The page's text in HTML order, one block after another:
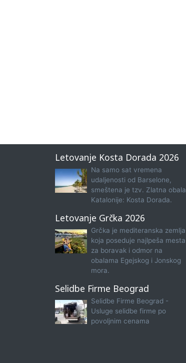
Letovanje Kosta Dorada 2026
Na samo sat vremena
udaljenosti od Barselone,
smeštena je tzv. Zlatna obala
Katalonije: Kosta Dorada.
Letovanje Grčka 2026
Grčka je mediteranska zemlja
koja poseduje najlpeša mesta
za boravak i odmor na
obalama Egejskog i Jonskog
mora.
Selidbe Firme Beograd
Selidbe Firme Beograd -
Usluge selidbe firme po
povoljnim cenama